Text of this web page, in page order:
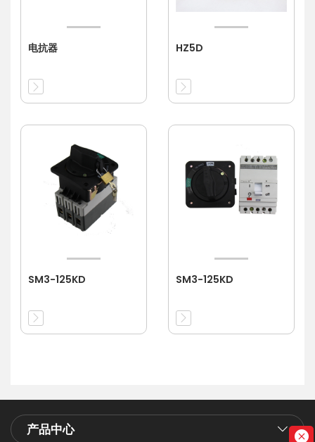
电抗器 HZ5D
SM3-125KD SM3-125KD
产品中心